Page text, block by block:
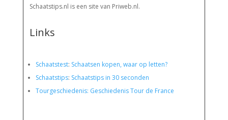
Schaatstips.nl is een site van Priweb.nl.
Links
Schaatstest: Schaatsen kopen, waar op letten?
Schaatstips: Schaatstips in 30 seconden
Tourgeschiedenis: Geschiedenis Tour de France